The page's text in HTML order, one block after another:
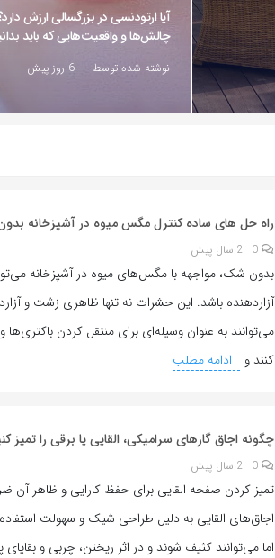
آیا ارتودنسی در بزرگسالی ارزش
چالش‌ها و واقعیت‌هایی که باید
نوشته شده توسط 6 روز پیش
راه حل های ساده کنترل مگس میوه در آشپزخانه
0 2 سال پیش
بدون شک، مواجهه با مگس‌های میوه در آشپزخانه
آزاردهنده باشد. این حشرات نه تنها ظاهری زشت و
می‌توانند به عنوان وسیله‌ای برای منتقل کردن
کنند و
ادامه مطلب
چگونه اجاق گازهای سرامیکی، القایی یا برقی را تمیز
0 2 سال پیش
تمیز کردن صفحه القایی برای حفظ کارایی و ظاهر آن
اجاق‌های القایی به دلیل طراحی شیک و سهولت
اما می‌توانند کثیف شوند و در اثر ریختن، چربی و